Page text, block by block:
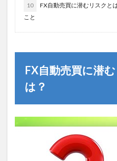
10
FX自動売買に潜むリスクと
こと
FX自動売買に潜
は？